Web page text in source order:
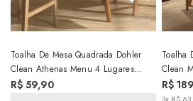
Toalha De Mesa Quadrada Dohler
Clean Athenas Menu 4 Lugares
1,40m X 1,40m
R$ 59,90
Toalha
Clean
Laços
2,00m
R$